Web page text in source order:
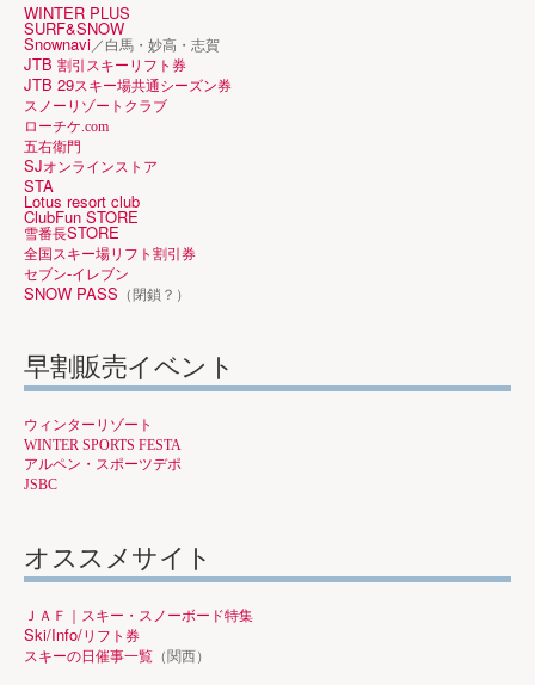
WINTER PLUS
SURF&SNOW
Snownavi／白馬・妙高・志賀
JTB 割引スキーリフト券
JTB 29スキー場共通シーズン券
スノーリゾートクラブ
ローチケ.com
五右衛門
SJオンラインストア
STA
Lotus resort club
ClubFun STORE
雪番長STORE
全国スキー場リフト割引券
セブン-イレブン
SNOW PASS （閉鎖？）
早割販売イベント
ウィンターリゾート
WINTER SPORTS FESTA
アルペン・スポーツデポ
JSBC
オススメサイト
ＪＡＦ｜スキー・スノーボード特集
Ski/Info/リフト券
スキーの日催事一覧 （関西）